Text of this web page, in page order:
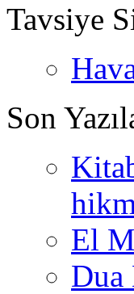
Tavsiye
Son
El
Dua